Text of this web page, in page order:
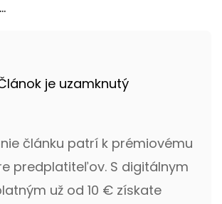
je uzamknutý
článku patrí k prémiovému
predplatiteľov. S digitálnym
už od 10 € získate